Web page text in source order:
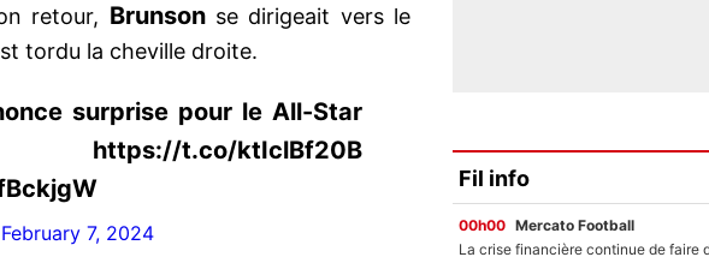
retour, Brunsonse dirigeait vers le
tordu la cheville droite.
surprise pour le All-Star
t.co/ktIclBf20B
February 7, 2024
Fil info
00h00 Mercato Football